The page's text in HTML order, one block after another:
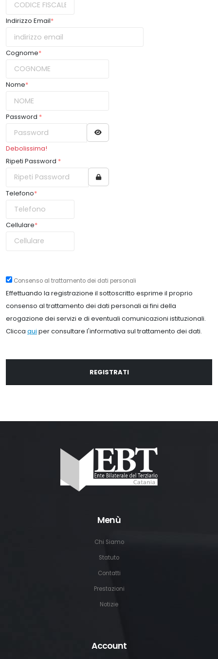
Indirizzo Email*
Cognome*
Nome*
Password *
Debolissima!
Ripeti Password *
Telefono*
Cellulare*
Consenso al trattamento dei dati personali
Effettuando la registrazione il sottoscritto esprime il proprio
consenso al trattamento dei dati personali ai fini della
erogazione dei servizi e di eventuali comunicazioni istituzionali.
Clicca qui per consultare l'informativa sul trattamento dei dati.
REGISTRATI
Menù
Chi Siamo
Statuto
Contatti
Prestazioni
Notizie
Account